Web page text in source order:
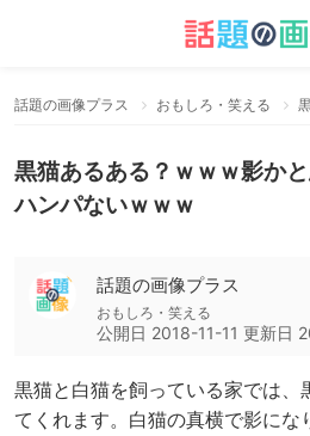
話題の画像プラス おもしろ・笑える
黒猫あるある？ｗｗｗ影か
ハンパないｗｗｗ
話題の画像プラス
おもしろ・笑える
公開日 2018-11-11 更新日
黒猫と白猫を飼っている家では、
てくれます。白猫の真横で影にな